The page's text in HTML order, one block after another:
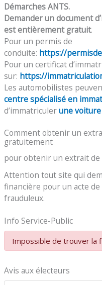
Démarches ANTS.
Demander un document
est entièrement gratuit.
Pour un permis de
conduite: https://
Pour un certificat
sur: https://
Les automobilistes
centre spécialisé en
d’immatriculerune voiture
Comment obtenir un
gratuitement
pour obtenir un extrait de
Attention tout site qui
financière pour un acte
frauduleux.
Info Service-Public
Impossible de trouver la
Avis aux électeurs